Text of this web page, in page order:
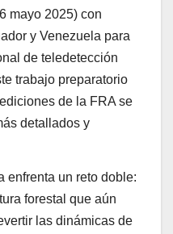
mayo 2025) con
y Venezuela para
de teledetección
trabajo preparatorio
de la FRA se
detallados y
enfrenta un reto doble:
forestal que aún
las dinámicas de